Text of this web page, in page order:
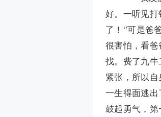
好。一听见打
了！‘’可是
很害怕，看
找。费了九
紧张，所以
一生得面逃
鼓起勇气，